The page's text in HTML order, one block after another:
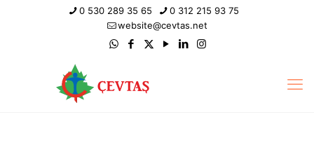
0 530 289 35 65
0 312 215 93 75
website@cevtas.net